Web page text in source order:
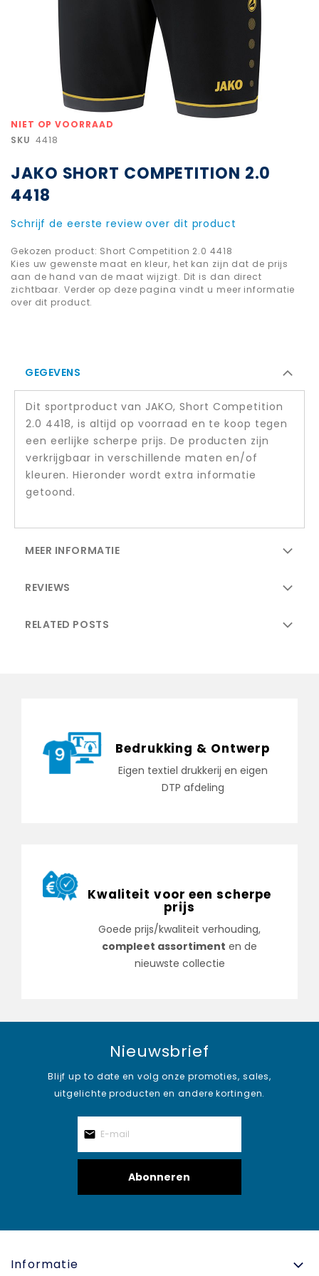
NIET OP VOORRAAD
SKU 4418
JAKO SHORT COMPETITION 2.0
4418
Schrijf de eerste review over dit product
Gekozen product: Short Competition 2.0 4418
Kies uw gewenste maat en kleur, het kan zijn dat de prijs
aan de hand van de maat wijzigt. Dit is dan direct
zichtbaar. Verder op deze pagina vindt u meer informatie
over dit product.
Ga
naar
van
de
afbeeldingen-
GEGEVENS
Dit sportproduct van JAKO, Short Competition
2.0 4418, is altijd op voorraad en te koop tegen
een eerlijke scherpe prijs. De producten zijn
verkrijgbaar in verschillende maten en/of
kleuren. Hieronder wordt extra informatie
getoond.
MEER INFORMATIE
REVIEWS
RELATED POSTS
Bedrukking & Ontwerp
Eigen textiel drukkerij en eigen
DTP afdeling
Kwaliteit voor een scherpe
prijs
Goede prijs/kwaliteit verhouding,
compleet assortiment en de
nieuwste collectie
Nieuwsbrief
Blijf up to date en volg onze promoties, sales,
uitgelichte producten en andere kortingen.
Abonneren
Informatie